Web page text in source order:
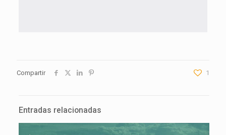
Compartir 1
Entradas relacionadas